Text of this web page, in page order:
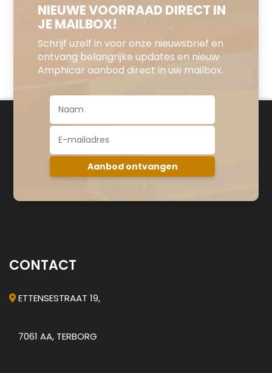
NIEUWE VOORRAAD DIRECT IN
JE MAILBOX!
Schrijf uzelf in voor onze nieuwsbrief en
ontvang belangrijke updates en nieuw
Amphicar aanbod direct in uw mailbox.
CONTACT
ETTENSESTRAAT 19,
7061 AA, TERBORG